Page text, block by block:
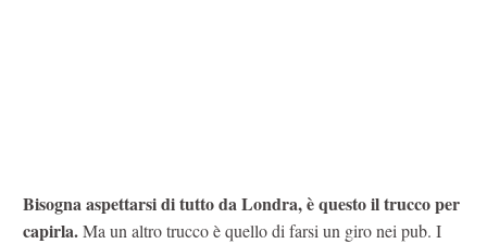
Bisogna aspettarsi di tutto da Londra, è questo il trucco per
capirla.Ma un altro trucco è quello di farsi un giro nei pub. I